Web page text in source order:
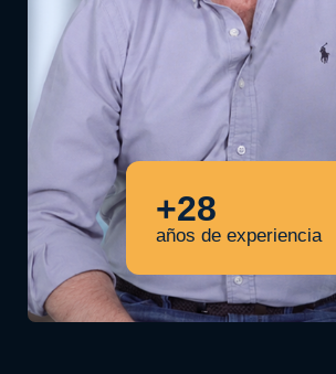
+28
años de experiencia